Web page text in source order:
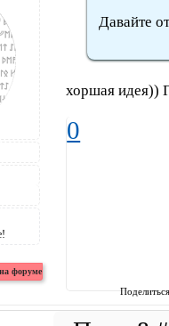
Давайте
хоршая идея))
0